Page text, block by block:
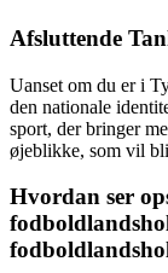
Afsluttende
Uanset om du er i
den nationale
sport, der bringer
øjeblikke, som vil
Hvordan ser